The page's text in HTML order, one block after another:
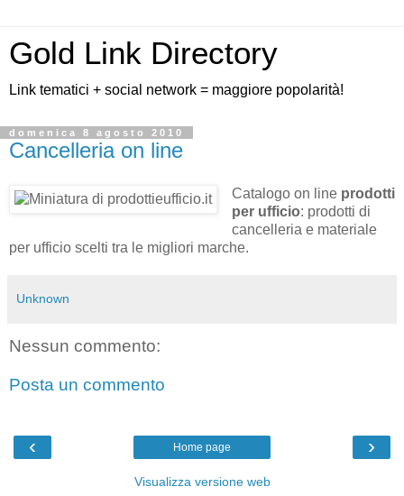
Gold Link Directory
Link tematici + social network = maggiore popolarità!
domenica 8 agosto 2010
Cancelleria on line
Catalogo on line prodotti
per ufficio: prodotti di
cancelleria e materiale
per ufficio scelti tra le migliori marche.
Unknown
Nessun commento:
Posta un commento
‹ ›
Home page
Visualizza versione web